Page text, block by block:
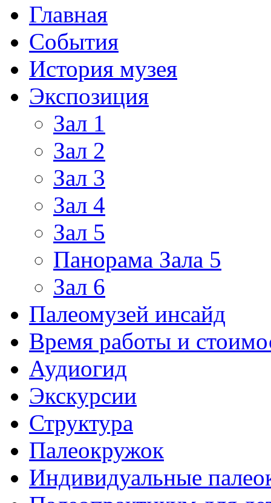
Главная
События
История музея
Экспозиция
Зал 1
Зал 2
Зал 3
Зал 4
Зал 5
Панорама Зала 5
Зал 6
Палеомузей инсайд
Время работы и
Аудиогид
Экскурсии
Структура
Палеокружок
Индивидуальные